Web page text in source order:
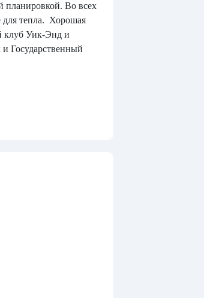
Во всех
для тепла. Хорошая
клуб Уик-Энд и
Государственный